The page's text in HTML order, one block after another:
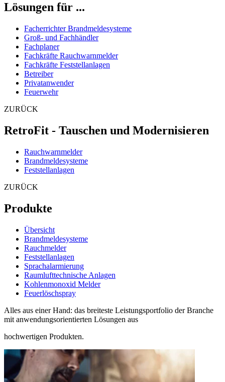
Lösungen für ...
Facherrichter Brandmeldesysteme
Groß- und Fachhändler
Fachplaner
Fachkräfte Rauchwarnmelder
Fachkräfte Feststellanlagen
Betreiber
Privatanwender
Feuerwehr
ZURÜCK
RetroFit - Tauschen und Modernisieren
Rauchwarnmelder
Brandmeldesysteme
Feststellanlagen
ZURÜCK
Produkte
Übersicht
Brandmeldesysteme
Rauchmelder
Feststellanlagen
Sprachalarmierung
Raumlufttechnische Anlagen
Kohlenmonoxid Melder
Feuerlöschspray
Alles aus einer Hand: das breiteste Leistungsportfolio der Branche
mit anwendungsorientierten Lösungen aus
hochwertigen Produkten.